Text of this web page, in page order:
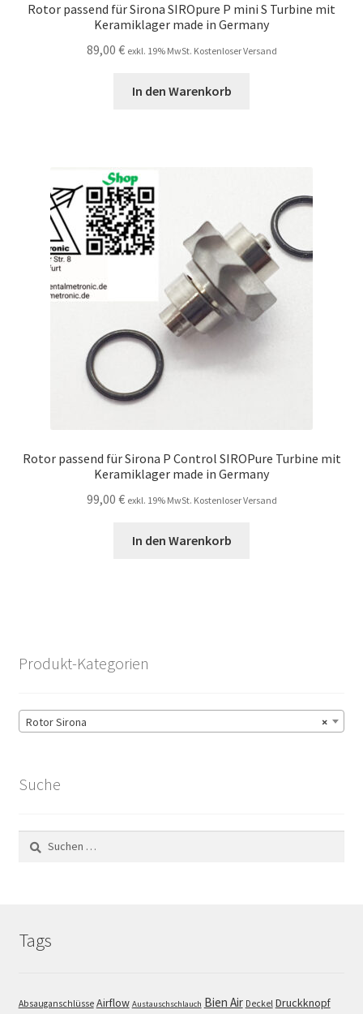
Rotor passend für Sirona SIROpure P mini S Turbine mit
Keramiklager made in Germany
89,00 € exkl. 19% MwSt. Kostenloser Versand
In den Warenkorb
Rotor passend für Sirona P Control SIROPure Turbine mit
Keramiklager made in Germany
99,00 € exkl. 19% MwSt. Kostenloser Versand
In den Warenkorb
Produkt-Kategorien
×
Rotor Sirona
Suche
Suchen
nach:
Tags
Absauganschlüsse Airflow Austauschschlauch Bien Air Deckel Druckknopf